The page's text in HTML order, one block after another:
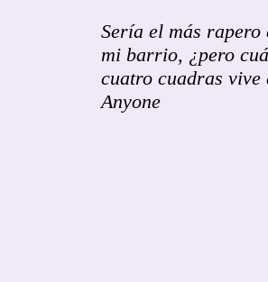
Sería el más rapero
mi barrio, ¿pero
cuatro cuadras vive
Anyone